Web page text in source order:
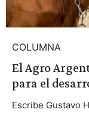
COLUMNA
El Agro
para el
Escribe Gustavo